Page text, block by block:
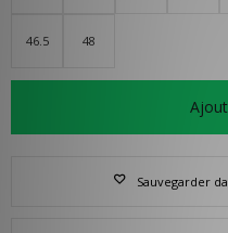
46.5 48
Sauvegarder